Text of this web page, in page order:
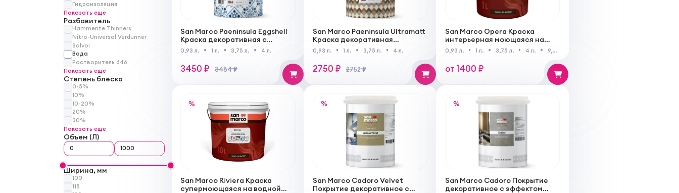
Гидроизоляция
Показать еще
Разбавитель
Hammerite Thinners
Nitro-Universal Verdunner
Solvoi
Вода
Растворитель 646
Показать еще
Степень блеска
0-5%
10%
10-20%
20%
30%
Показать еще
Объем (Л)
Ширина, мм
100
115
San Marco Paeninsula Eggshell
Краска декоративная с
эффектом яичной скорлупы
для внутренних работ
0,93 л. 1 л. 3,75 л. 4 л.
3450 ₽ 3484 ₽
San Marco Paeninsula Ultramatt
Краска декоративная
сверхматовая
высокоукрывистая для
внутренних работ
0,93 л. 1 л. 3,75 л. 4 л.
2750 ₽ 2752 ₽
San Marco Opera Краска
интерьерная моющаяся на
водной основе для
внутренних работ
0,93 л. 1 л. 3,75 л. 4 л. 9,35 л.
от 1400 ₽
%
San Marco Riviera Краска
супермоющаяся на водной
%
San Marco Cadoro Velvet
Покрытие декоративное с
%
San Marco Cadoro Покрытие
декоративное с эффектом